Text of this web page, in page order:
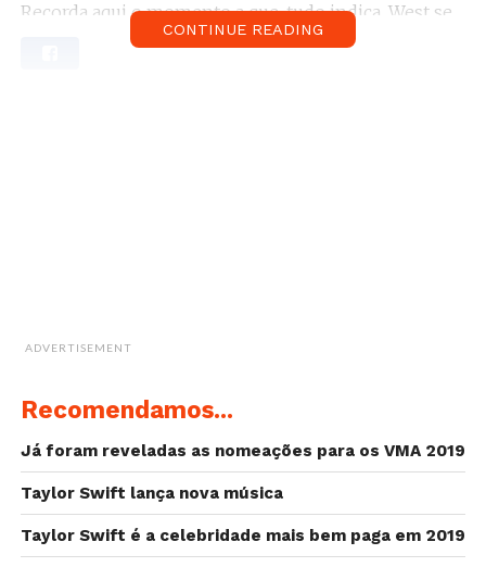
Recorda aqui o momento a que, tudo indica, West se
CONTINUE READING
ADVERTISEMENT
Recomendamos...
Já foram reveladas as nomeações para os VMA 2019
Taylor Swift lança nova música
Taylor Swift é a celebridade mais bem paga em 2019